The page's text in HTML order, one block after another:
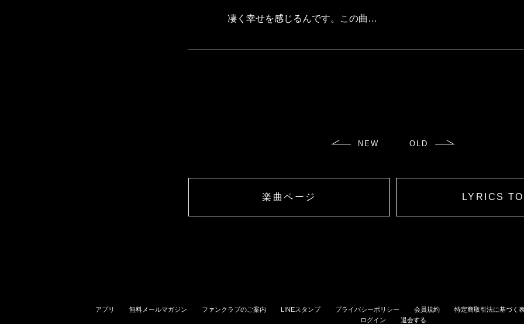
凄く幸せを感じるんです。この曲…
NEW OLD
楽曲ページ LYRICS
アプリ 無料メールマガジン ファンクラブのご案内 LINEスタンプ プライバシーポリシー 会員規約 特定商取引法に基づく
ログイン
退会する